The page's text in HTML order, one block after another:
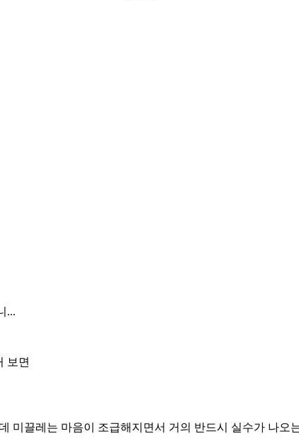
...
보면
미끌레는 마음이 조급해지면서 거의 반드시 실수가 나오